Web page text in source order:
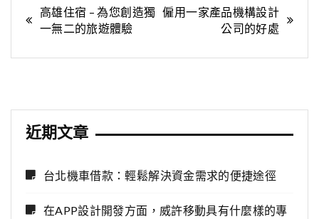
文高雄住宿 – 為您創造獨
一無二的旅遊體驗
僱用一家產品機構設計
公司的好處
近期文章
台北機車借款：輕鬆解決資金需求的便捷途徑
在APP設計開發方面，威許移動具有什麼樣的專